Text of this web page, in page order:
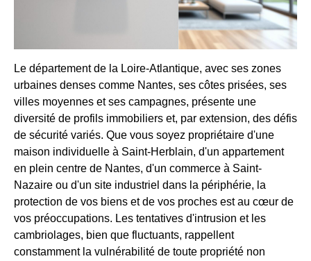
Le département de la Loire-Atlantique, avec ses zones
urbaines denses comme Nantes, ses côtes prisées, ses
villes moyennes et ses campagnes, présente une
diversité de profils immobiliers et, par extension, des défis
de sécurité variés. Que vous soyez propriétaire d'une
maison individuelle à Saint-Herblain, d'un appartement
en plein centre de Nantes, d'un commerce à Saint-
Nazaire ou d'un site industriel dans la périphérie, la
protection de vos biens et de vos proches est au cœur de
vos préoccupations. Les tentatives d'intrusion et les
cambriolages, bien que fluctuants, rappellent
constamment la vulnérabilité de toute propriété non